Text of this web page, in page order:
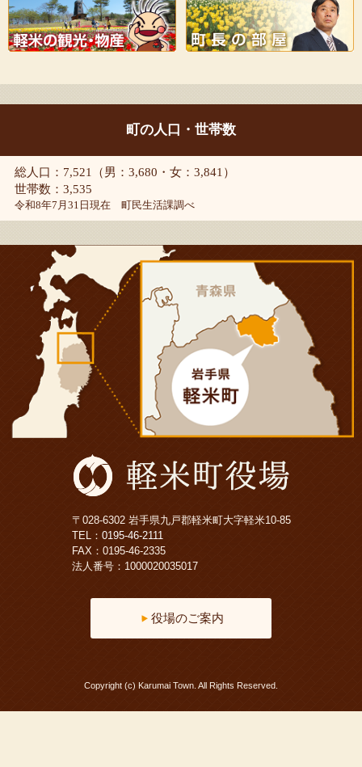
町の人口・世帯数
総人口：7,521（男：3,680・女：3,841）
世帯数：3,535
令和8年7月31日現在 町民生活課調べ
〒028-6302 岩手県九戸郡軽米町大字軽米10-85
TEL： 0195-46-2111
FAX：0195-46-2335
法人番号：1000020035017
役場のご案内
Copyright (c) Karumai Town. All Rights Reserved.